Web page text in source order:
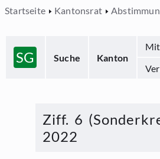
Startseite Kantonsrat
SG Suche Kanton
Ziff. 6
2022